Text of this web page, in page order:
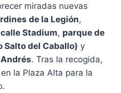
miradas nuevas
de la Legión,
calle Stadium, parque de
Salto del Caballo) y
. Tras la recogida,
la Plaza Alta para la